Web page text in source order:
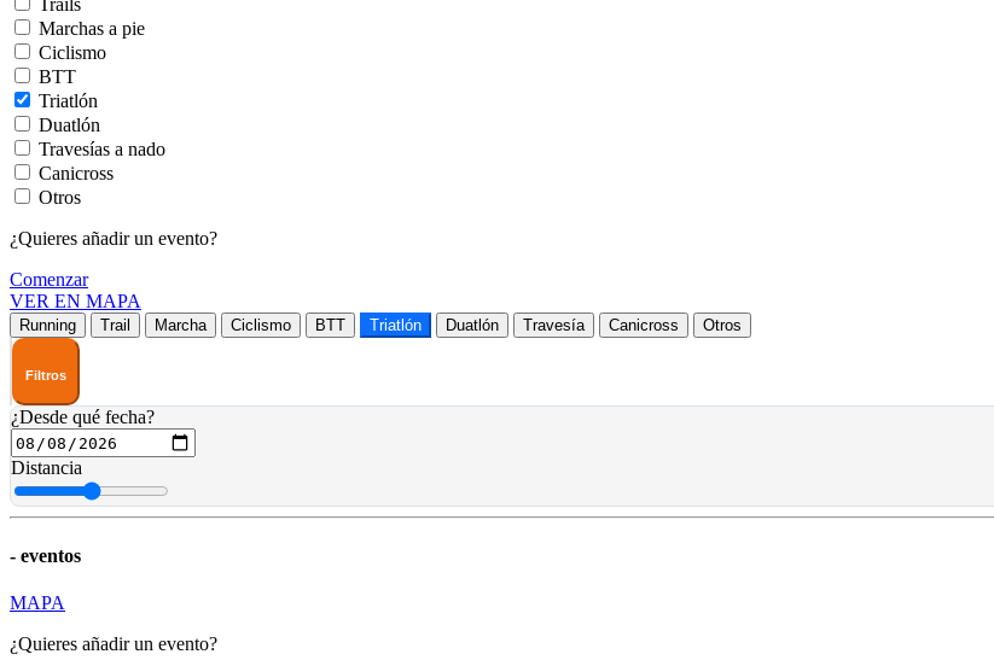
Trails
Marchas a pie
Ciclismo
BTT
Triatlón
Duatlón
Travesías a nado
Canicross
Otros
¿Quieres añadir un evento?
Comenzar
VER EN MAPA
Running Trail Marcha Ciclismo BTT Triatlón Duatlón Travesía Canicross Otros
Filtros
¿Desde qué fecha?
Distancia
- eventos
MAPA
¿Quieres añadir un evento?